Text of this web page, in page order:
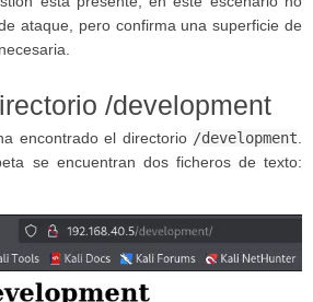
ataque, pero confirma una superficie de
/development
encontrado el directorio /development
se encuentran dos ficheros de texto: